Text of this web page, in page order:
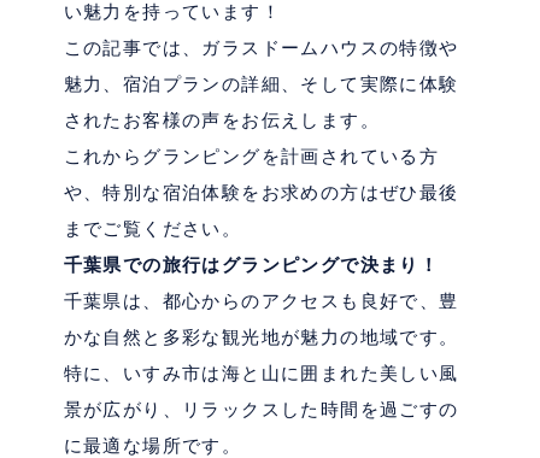
い魅力を持っています！
この記事では、ガラスドームハウスの特徴や
魅力、宿泊プランの詳細、そして実際に体験
されたお客様の声をお伝えします。
これからグランピングを計画されている方
や、特別な宿泊体験をお求めの方はぜひ最後
までご覧ください。
千葉県での旅行はグランピングで決まり！
千葉県は、都心からのアクセスも良好で、豊
かな自然と多彩な観光地が魅力の地域です。
特に、いすみ市は海と山に囲まれた美しい風
景が広がり、リラックスした時間を過ごすの
に最適な場所です。